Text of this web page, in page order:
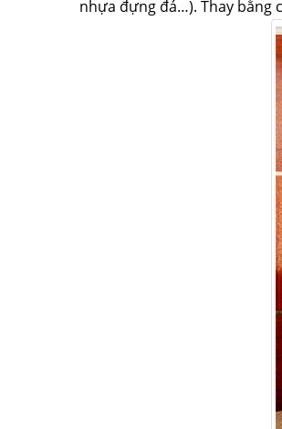
nhựa đựng đá…). Thay bằng